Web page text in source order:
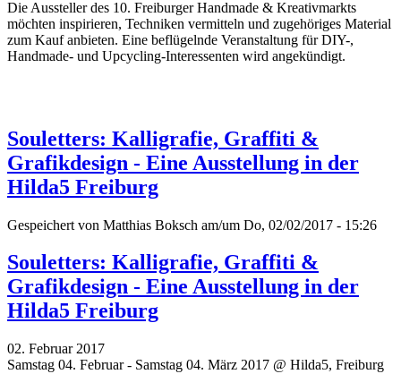
Die Aussteller des 10. Freiburger Handmade & Kreativmarkts
möchten inspirieren, Techniken vermitteln und zugehöriges Material
zum Kauf anbieten. Eine beflügelnde Veranstaltung für DIY-,
Handmade- und Upcycling-Interessenten wird angekündigt.
Souletters: Kalligrafie, Graffiti &
Grafikdesign - Eine Ausstellung in der
Hilda5 Freiburg
Gespeichert von Matthias Boksch am/um Do, 02/02/2017 - 15:26
Souletters: Kalligrafie, Graffiti &
Grafikdesign - Eine Ausstellung in der
Hilda5 Freiburg
02. Februar 2017
Samstag 04. Februar - Samstag 04. März 2017 @ Hilda5, Freiburg